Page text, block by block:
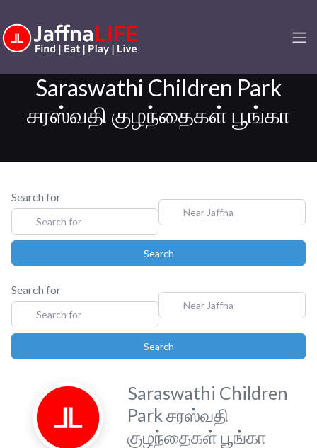
Saraswathi Children Park
சரஸ்வதி குழந்தைகள் பூங்கா
Search for
Near Jaffna
SearchSearch
Search for
Near Jaffna
SearchSearch
Saraswathi Children
Park சரஸ்வதி
குழந்தைகள் பூங்கா